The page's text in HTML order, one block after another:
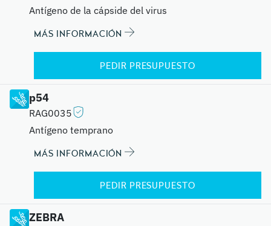
Antígeno de la cápside del virus
MÁS INFORMACIÓN
PEDIR PRESUPUESTO
p54
RAG0035
Antígeno temprano
MÁS INFORMACIÓN
PEDIR PRESUPUESTO
ZEBRA